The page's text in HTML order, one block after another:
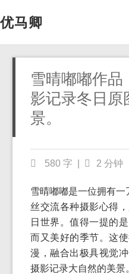
优马卿
雪晴嘟嘟作品
影记录冬日原
景。
580 字 2 分钟
雪晴嘟嘟是一位拥有
丝交流各种摄影心得
日世界。值得一提的
而又美好的季节。这
漫，融合出极具视觉
摄影记录大自然的美景